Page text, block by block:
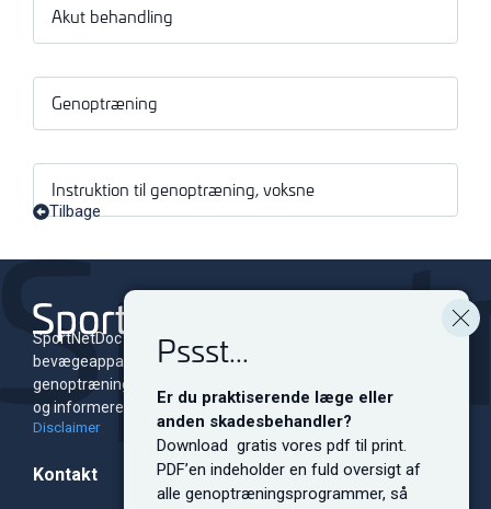
Pssst...
Er du praktiserende læge eller
anden skadesbehandler?
Download gratis vores pdf til print.
PDF’en indeholder en fuld oversigt af
alle genoptræningsprogrammer, så
Akut behandling
Genoptræning
Instruktion til genoptræning, voksne
Tilbage
SportNetDoc er et online leksikon for skader i
bevægeapparatet med tilhørende
genoptræningsprogrammer. Siden er dedikeret til at oplyse
og informere både fagfolk og sportsudøvere på alle niveauer.
Disclaimer
Kontakt